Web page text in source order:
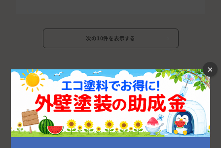
次の10件を表示する
茨城県の市区町村から外壁塗装業者を探す
水戸市 つくば市 日立市
古河市
ひたちなか市
取手市 龍ケ崎市 土浦市
×